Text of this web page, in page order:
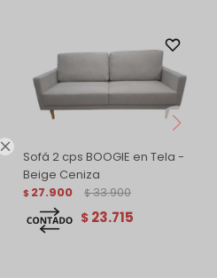
Sofá 2 cps BOOGIE en Tela -
Beige Ceniza
$ 27.900 $ 33.900
$ 23.715